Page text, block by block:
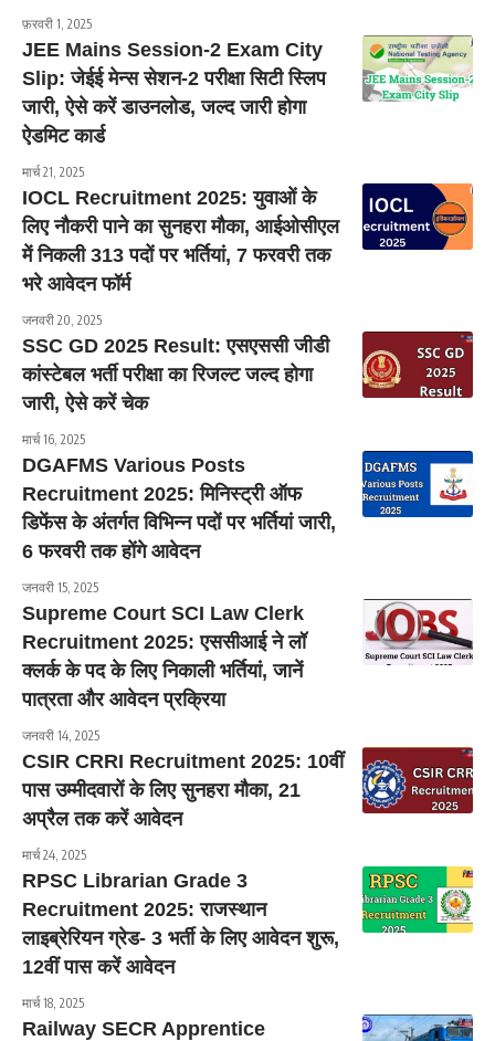
फ़रवरी 1, 2025
JEE Mains Session-2 Exam City
Slip: जेईई मेन्स सेशन-2 परीक्षा सिटी स्लिप
जारी, ऐसे करें डाउनलोड, जल्द जारी होगा
ऐडमिट कार्ड
मार्च 21, 2025
IOCL Recruitment 2025: युवाओं के
लिए नौकरी पाने का सुनहरा मौका, आईओसीएल
में निकली 313 पदों पर भर्तियां, 7 फरवरी तक
भरे आवेदन फॉर्म
जनवरी 20, 2025
SSC GD 2025 Result: एसएससी जीडी
कांस्टेबल भर्ती परीक्षा का रिजल्ट जल्द होगा
जारी, ऐसे करें चेक
मार्च 16, 2025
DGAFMS Various Posts
Recruitment 2025: मिनिस्ट्री ऑफ
डिफेंस के अंतर्गत विभिन्न पदों पर भर्तियां जारी,
6 फरवरी तक होंगे आवेदन
जनवरी 15, 2025
Supreme Court SCI Law Clerk
Recruitment 2025: एससीआई ने लॉ
क्लर्क के पद के लिए निकाली भर्तियां, जानें
पात्रता और आवेदन प्रक्रिया
जनवरी 14, 2025
CSIR CRRI Recruitment 2025: 10वीं
पास उम्मीदवारों के लिए सुनहरा मौका, 21
अप्रैल तक करें आवेदन
मार्च 24, 2025
RPSC Librarian Grade 3
Recruitment 2025: राजस्थान
लाइब्रेरियन ग्रेड- 3 भर्ती के लिए आवेदन शुरू,
12वीं पास करें आवेदन
मार्च 18, 2025
Railway SECR Apprentice